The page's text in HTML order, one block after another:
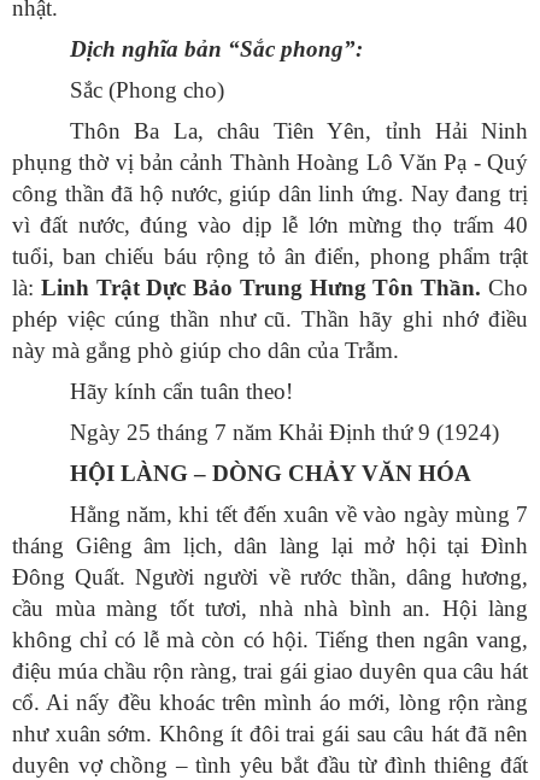
nhật.
Dịch nghĩa bản “Sắc phong”:
Sắc (Phong cho)
Thôn Ba La, châu Tiên Yên, tỉnh Hải Ninh
phụng thờ vị bản cảnh Thành Hoàng Lô Văn Pạ - Quý
công thần đã hộ nước, giúp dân linh ứng. Nay đang trị
vì đất nước, đúng vào dịp lễ lớn mừng thọ trấm 40
tuổi, ban chiếu báu rộng tỏ ân điển, phong phẩm trật
là: Linh Trật Dực Bảo Trung Hưng Tôn Thần. Cho
phép việc cúng thần như cũ. Thần hãy ghi nhớ điều
này mà gắng phò giúp cho dân của Trẫm.
Hãy kính cẩn tuân theo!
Ngày 25 tháng 7 năm Khải Định thứ 9 (1924)
HỘI LÀNG – DÒNG CHẢY VĂN HÓA
Hằng năm, khi tết đến xuân về vào ngày mùng 7
tháng Giêng âm lịch, dân làng lại mở hội tại Đình
Đông Quất. Người người về rước thần, dâng hương,
cầu mùa màng tốt tươi, nhà nhà bình an. Hội làng
không chỉ có lễ mà còn có hội. Tiếng then ngân vang,
điệu múa chầu rộn ràng, trai gái giao duyên qua câu hát
cổ. Ai nấy đều khoác trên mình áo mới, lòng rộn ràng
như xuân sớm. Không ít đôi trai gái sau câu hát đã nên
duyên vợ chồng – tình yêu bắt đầu từ đình thiêng đất